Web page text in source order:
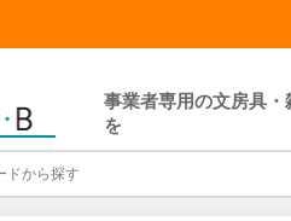
事業者専用の文房具
を